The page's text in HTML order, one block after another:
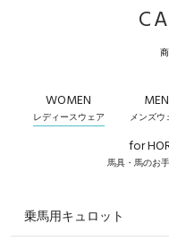
WOMEN
レディースウェア
MEN
メンズウ
for
馬具・馬のお
乗馬用キュロット